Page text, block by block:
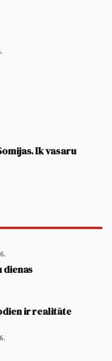
Ik vasaru
dienas
ir realitāte